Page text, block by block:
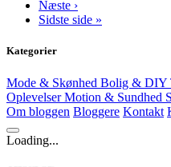
Næste ›
Sidste side »
Kategorier
Mode & Skønhed Bolig & DIY
OplevelserMotion & Sundhed
Om bloggen Bloggere Kontakt
Loading...